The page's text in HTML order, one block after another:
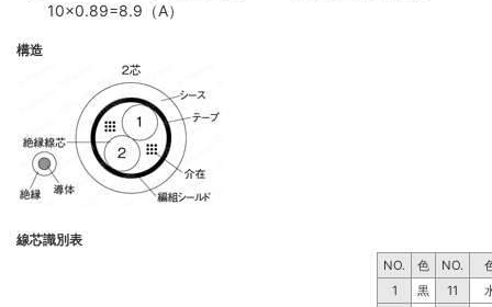
10×0.89=8.9（A）
構造
線芯識別表
NO. 色 NO.
1
黒 11